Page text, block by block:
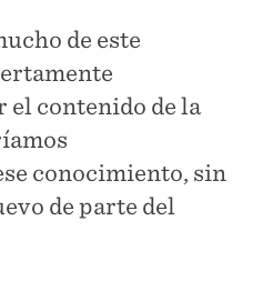
de este
el contenido de la
conocimiento, sin
de parte del